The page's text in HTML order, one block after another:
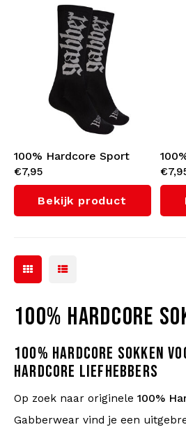
100% Hardcore Sport
Sokken 'Gabber' (Black)
€7,95
Bekijk product
100% HARDCORE
100% HARDCORE SOKKEN
HARDCORE LIEFHEBBERS
Op zoek naar originele 100%
Gabberwear vind je een